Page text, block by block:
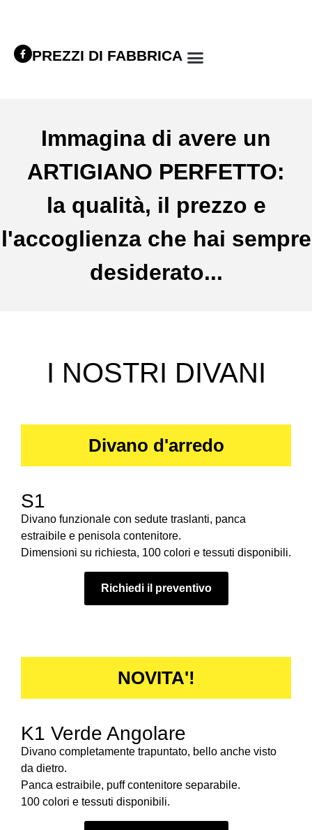
PREZZI DI FABBRICA
Immagina di avere un
ARTIGIANO PERFETTO:
la qualità, il prezzo e
l'accoglienza che hai sempre
desiderato...
I NOSTRI DIVANI
Divano d'arredo
S1
Divano funzionale con sedute traslanti, panca
estraibile e penisola contenitore.
Dimensioni su richiesta, 100 colori e tessuti disponibili.
Richiedi il preventivo
NOVITA'!
K1 Verde Angolare
Divano completamente trapuntato, bello anche visto
da dietro.
Panca estraibile, puff contenitore separabile.
100 colori e tessuti disponibili.